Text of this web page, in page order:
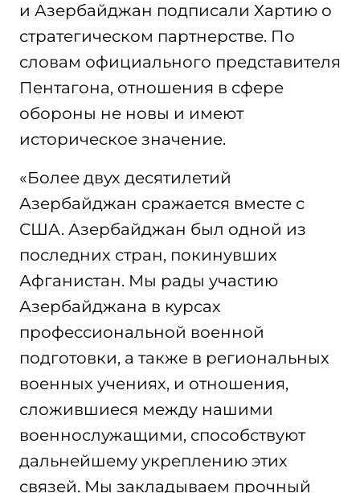
и Азербайджан подписали Хартию о
стратегическом партнерстве. По
словам официального представителя
Пентагона, отношения в сфере
обороны не новы и имеют
историческое значение.
«Более двух десятилетий
Азербайджан сражается вместе с
США. Азербайджан был одной из
последних стран, покинувших
Афганистан. Мы рады участию
Азербайджана в курсах
профессиональной военной
подготовки, а также в региональных
военных учениях, и отношения,
сложившиеся между нашими
военнослужащими, способствуют
дальнейшему укреплению этих
связей. Мы закладываем прочный